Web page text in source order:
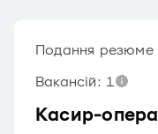
Касир-
Подання резюме
Вакансій: 1